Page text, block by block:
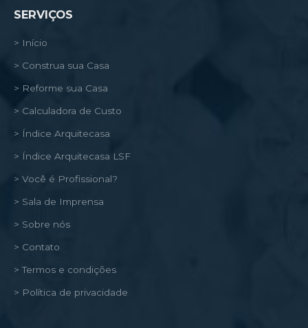
SERVIÇOS
> Início
> Construa sua Casa
> Reforme sua Casa
> Calculadora de Custo
> Índice Arquitecasa
> Índice Arquitecasa LSF
> Você é Profissional?
> Sala de Imprensa
> Sobre nós
> Contato
> Termos e condições
> Política de privacidade